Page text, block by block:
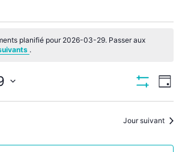
planifié pour 2026-03-29. Passer aux
.
parde
Jour
Jour suivant